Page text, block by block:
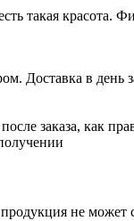
такая красота.
Доставка в день
заказа, как
не